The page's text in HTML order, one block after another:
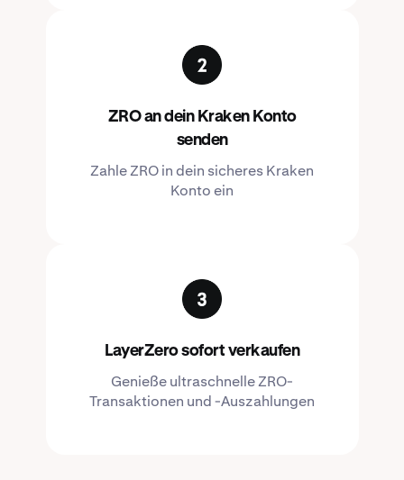
ZRO an dein Kraken Konto
senden
Zahle ZRO in dein sicheres Kraken
Konto ein
LayerZero sofort verkaufen
Genieße ultraschnelle ZRO-
Transaktionen und -Auszahlungen